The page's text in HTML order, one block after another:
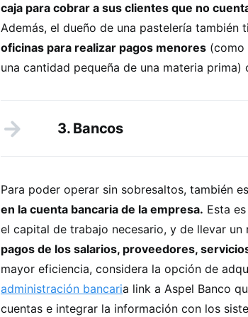
caja para cobrar a sus clientes que no
Además, el dueño de una pastelería también
oficinas para realizar pagos menores (como
una cantidad pequeña de una materia prima)
3. Bancos
Para poder operar sin sobresaltos, también
en la cuenta bancaria de la empresa. Esta
el capital de trabajo necesario, y de llevar
pagos de los salarios, proveedores,
mayor eficiencia, considera la opción de
administración bancaria link a Aspel Banco
cuentas e integrar la información con los